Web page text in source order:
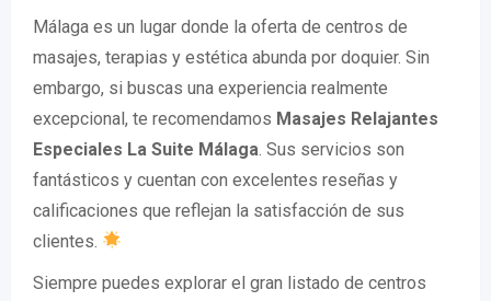
Málaga es un lugar donde la oferta de centros de
masajes, terapias y estética abunda por doquier. Sin
embargo, si buscas una experiencia realmente
excepcional, te recomendamos Masajes Relajantes
Especiales La Suite Málaga. Sus servicios son
fantásticos y cuentan con excelentes reseñas y
calificaciones que reflejan la satisfacción de sus
clientes.
Siempre puedes explorar el gran listado de centros